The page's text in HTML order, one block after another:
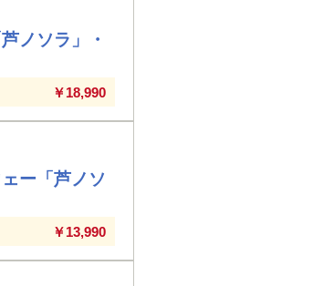
ノソラ」・
￥18,990
ー「芦ノソ
￥13,990